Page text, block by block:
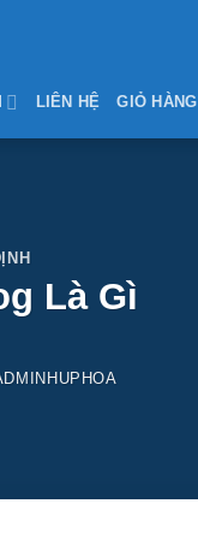
LIÊN HỆ GIỎ HÀNG
Là Gì